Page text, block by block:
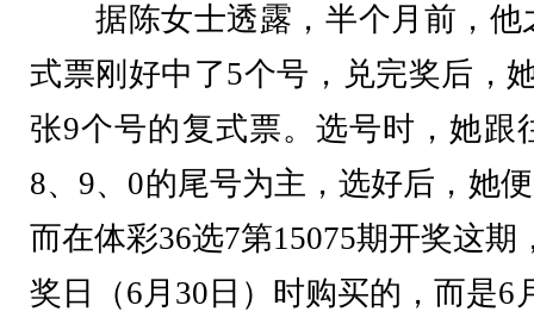
据陈女士透露，半个月前，他
式票刚好中了5个号，兑完奖后，
张9个号的复式票。选号时，她
8、9、0的尾号为主，选好后，她
而在体彩36选7第15075期开奖这
奖日（6月30日）时购买的，而是6